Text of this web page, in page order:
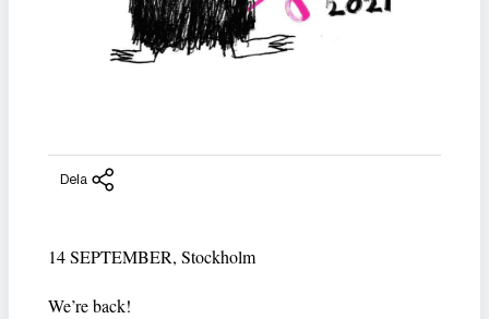
Dela
14 SEPTEMBER, Stockholm
We’re back!